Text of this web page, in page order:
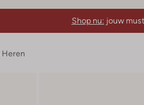
Shop nu: jouw
Heren